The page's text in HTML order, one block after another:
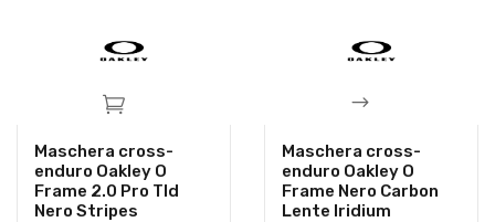
Maschera cross-
enduro Oakley O
Frame 2.0 Pro Tld
Nero Stripes
Maschera cross-
enduro Oakley O
Frame Nero Carbon
Lente Iridium